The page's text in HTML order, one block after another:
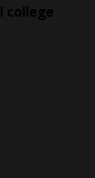
college